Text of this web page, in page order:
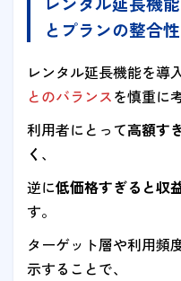
とプランの整合性
レンタル延長機能を導
とのバランスを慎重に
利用者にとって高額す
く 、
逆に低価格すぎると収
す。
ターゲット層や利用頻
示することで、